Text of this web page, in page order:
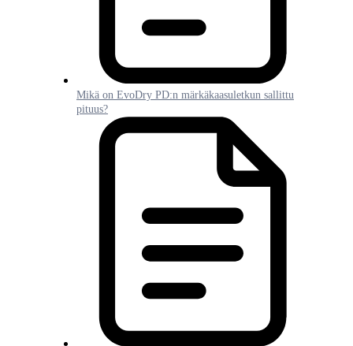
Mikä on EvoDry PD:n märkäkaasuletkun sallittu
pituus?